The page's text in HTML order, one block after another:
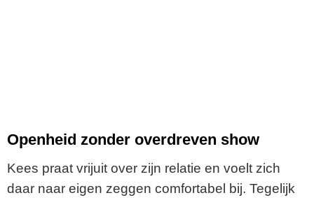
Openheid zonder overdreven show
Kees praat vrijuit over zijn relatie en voelt zich
daar naar eigen zeggen comfortabel bij. Tegelijk